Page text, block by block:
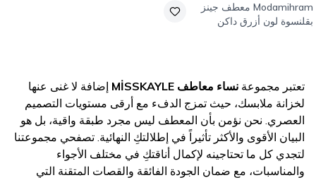
Modamihram معطف جينز
بقلنسوة لون أزرق داكن
تعتبر مجموعة نساء معاطف MİSSKAYLE
إضافة لا غنى عنها
لخزانة ملابسك، حيث تمزج الدفء مع أرقى مستويات التصميم
العصري. نحن نؤمن بأن المعطف ليس مجرد طبقة واقية، بل هو
البيان الأقوى والأكثر تأثيراً في إطلالتكِ النهائية. تصفحي مجموعتنا
لتجدي كل ما تحتاجينه لإكمال أناقتكِ في مختلف الأجواء
والمناسبات، مع ضمان الجودة الفائقة والقصات المتقنة التي